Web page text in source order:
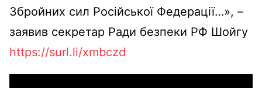
Збройних сил Російської Федерації…», –
заявив секретар Ради безпеки РФ Шойгу
https://surl.li/xmbczd